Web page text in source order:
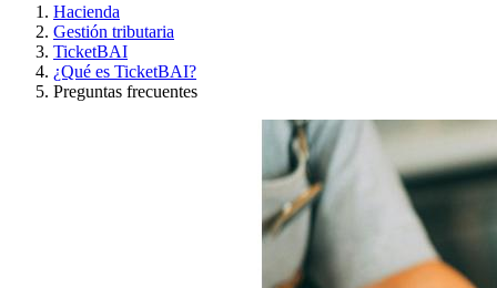
Hacienda
Gestión tributaria
TicketBAI
¿Qué es TicketBAI?
Preguntas frecuentes